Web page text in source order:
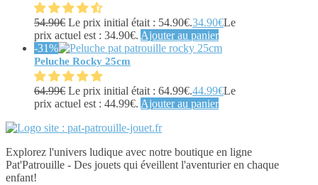
54.90€ Le prix initial était : 54.90€.34.90€Le
prix actuel est : 34.90€. Ajouter au panier
-31%
Peluche Rocky 25cm
64.99€ Le prix initial était : 64.99€.44.99€Le
prix actuel est : 44.99€. Ajouter au panier
Explorez l'univers ludique avec notre boutique en ligne
Pat'Patrouille - Des jouets qui éveillent l'aventurier en chaque
enfant!